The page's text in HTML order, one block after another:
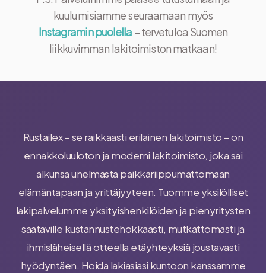
kuulumisiamme seuraamaan myös
Instagramin puolella – tervetuloa Suomen
liikkuvimman lakitoimiston matkaan!
Rustailex – se raikkaasti erilainen lakitoimisto – on
ennakkoluuloton ja moderni lakitoimisto, joka sai
alkunsa unelmasta paikkariippumattomaan
elämäntapaan ja yrittäjyyteen. Tuomme yksilölliset
lakipalvelumme yksityishenkilöiden ja pienyritysten
saataville kustannustehokkaasti, mutkattomasti ja
ihmisläheisellä otteella etäyhteyksiä joustavasti
hyödyntäen. Hoida lakiasiasi kuntoon kanssamme